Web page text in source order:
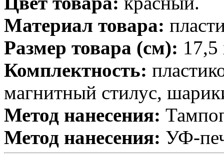
Материал товара:
Размер товара (см): 17,5
Комплектность:
магнитный стилус,
Метод нанесения:
Метод нанесения: УФ-